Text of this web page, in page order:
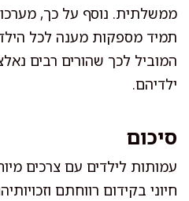
ממשלתית. נוסף על כך,
תמיד מספקות מענה לכל
המוביל לכך שהורים רבים
ילדיהם.
סיכום
עמותות לילדים עם צרכים
חיוני בקידום רווחתם